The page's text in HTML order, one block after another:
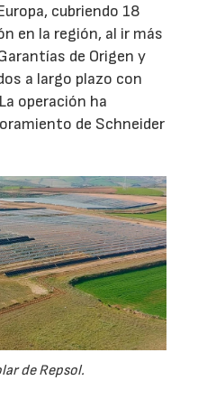
cubriendo 18
en la región, al ir más
de Origen y
a largo plazo con
operación ha
de Schneider
de Repsol.